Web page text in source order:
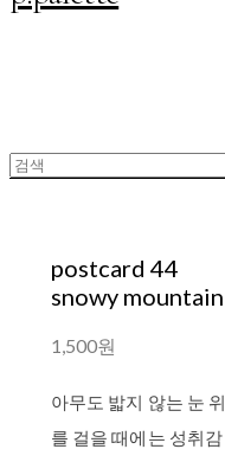
postcard 44
snowy mountain
1,500원
아무도 밟지 않는 눈 위
를 걸을 때에는 성취감